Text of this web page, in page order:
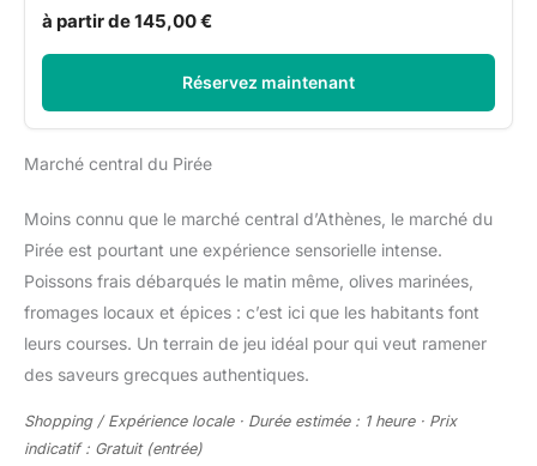
à partir de 145,00 €
Réservez maintenant
Marché central du Pirée
Moins connu que le marché central d’Athènes, le marché du
Pirée est pourtant une expérience sensorielle intense.
Poissons frais débarqués le matin même, olives marinées,
fromages locaux et épices : c’est ici que les habitants font
leurs courses. Un terrain de jeu idéal pour qui veut ramener
des saveurs grecques authentiques.
Shopping / Expérience locale · Durée estimée : 1 heure · Prix
indicatif : Gratuit (entrée)